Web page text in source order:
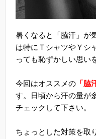
暑くなると「脇汗」が
は特にＴシャツやＹシ
っても恥ずかしい思い
今回はオススメの 「脇
す。日頃から汗の量が
チェックして下さい。
ちょっとした対策を取